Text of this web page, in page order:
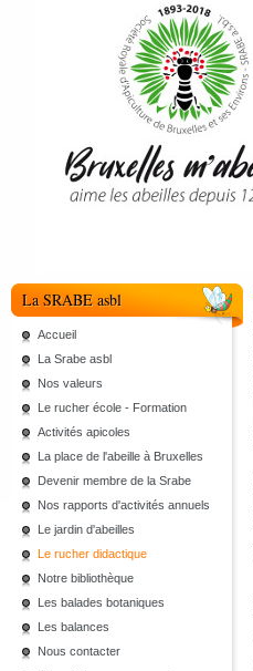
La SRABE asbl
Accueil
La Srabe asbl
Nos valeurs
Le rucher école - Formation
Activités apicoles
La place de l'abeille à Bruxelles
Devenir membre de la Srabe
Nos rapports d'activités annuels
Le jardin d'abeilles
Le rucher didactique
Notre bibliothèque
Les balades botaniques
Les balances
Nous contacter